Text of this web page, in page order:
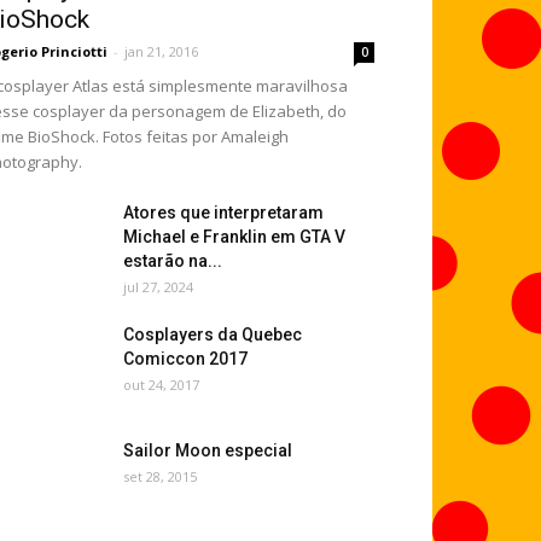
Princiotti - jan 21, 2016 0
Atlas está simplesmente maravilhosa
cosplayer da personagem de Elizabeth, do
BioShock. Fotos feitas por Amaleigh
Atores que interpretaram
Michael e Franklin em GTA V
estarão na...
jul 27, 2024
Cosplayers da Quebec
Comiccon 2017
out 24, 2017
Sailor Moon especial
set 28, 2015